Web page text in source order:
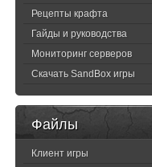
Рецепты крафта
Гайды и руководства
Мониторинг серверов
Скачать SandBox игры
Файлы
Клиент игры